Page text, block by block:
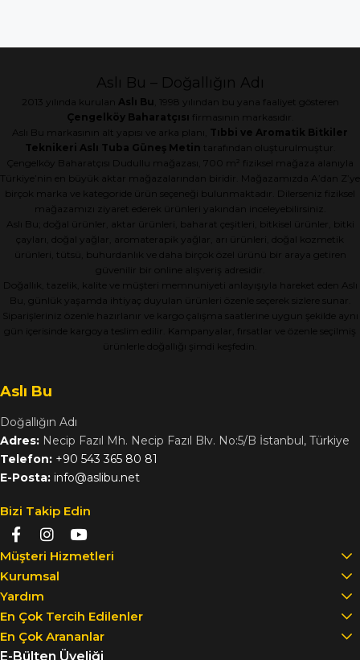
Aslı Bu – Doğallığın Adı
2013 yılında kurulan Aslı Bu , 1998 yılından bu yana faaliyet gösteren
Çengelköy Baharatçısı firmasının markasıdır.
Aslı Bu markasının alt yapısı ve arka planı, Tıbbi ve Aromatik Bitkiler
Teknikeri Aslı Tuba Güneş Metin tarafından oluşturulmuştur.
Çengelköy Baharatçısı Dudullu mağazası, 700 m² fiziksel mağaza alanıyla
Türkiye’nin en büyük aktar mağazalarından biridir. Mağazamızda A’dan Z’ye
birçok marka ve kategoride ürün seçeneği bulunmaktadır. Dilerseniz fiziksel
mağazamızı ziyaret ederek ürünleri yakından inceleyebilirsiniz.
Aslı Bu; doğal ürünler, aktar ürünleri, baharat çeşitleri, bitkisel ürünler, bitki
çayları, doğal yağlar, aromaterapik yağlar, arı ürünleri, doğal kozmetik
ürünleri, tütsü, buhurdanlık ve daha birçok özel ürünü bir araya getiren
güvenilir bir online alışveriş adresidir.
Doğallık, tazelik, kalite ve müşteri memnuniyeti anlayışıyla hareket eden Aslı
Bu, günlük yaşamda ihtiyaç duyulan ürünleri özenle seçerek sizlere sunar.
Siparişleriniz özenle hazırlanır ve kargo çalışma saatlerine uygun şekilde aynı
gün içerisinde kargoya teslim edilir. Kampanyalar, fırsatlar ve özenle seçilmiş
ürünlerle doğallığı şimdi keşfedin.
Aslı Bu
Doğallığın Adı
Adres: Necip Fazıl Mh. Necip Fazıl Blv. No:5/B İstanbul, Türkiye
Telefon: +90 543 365 80 81
E-Posta: info@aslibu.net
Bizi Takip Edin
Müşteri Hizmetleri
Kurumsal
Yardım
En Çok Tercih Edilenler
En Çok Arananlar
E-Bülten Üyeliği